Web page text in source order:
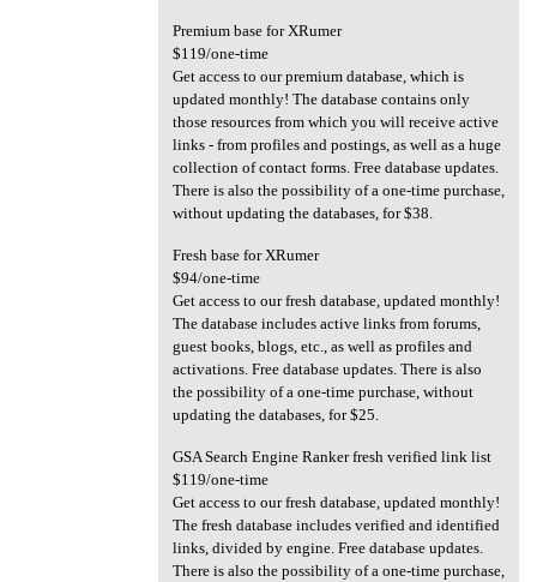
Premium base for XRumer
$119/one-time
Get access to our premium database, which is
updated monthly! The database contains only
those resources from which you will receive active
links - from profiles and postings, as well as a huge
collection of contact forms. Free database updates.
There is also the possibility of a one-time purchase,
without updating the databases, for $38.
Fresh base for XRumer
$94/one-time
Get access to our fresh database, updated monthly!
The database includes active links from forums,
guest books, blogs, etc., as well as profiles and
activations. Free database updates. There is also
the possibility of a one-time purchase, without
updating the databases, for $25.
GSA Search Engine Ranker fresh verified link list
$119/one-time
Get access to our fresh database, updated monthly!
The fresh database includes verified and identified
links, divided by engine. Free database updates.
There is also the possibility of a one-time purchase,